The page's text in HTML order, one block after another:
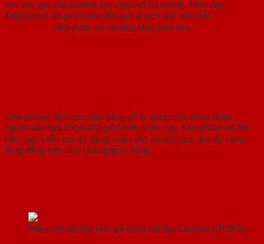
vực này gia chủ thường lựa chọn rất kỹ lưỡng. Hôm nay,
Saigondoor xin giới thiệu đến quý khách một vài mẫu
đẹp được ưa chuộng nhất hiện nay.
Cửa phòng tắm cao cấp bằng gỗ là dòng cửa đang được
người dân lựa chọn khá phổ biến hiện nay. Sản phẩm có độ
bền cao, mẫu mã đa dạng, màu sắc sang trọng, ấm áp nâng
tầng đẳng cấp cho không gian sống.
Mẫu cửa phòng tắm gỗ công nghiệp Laminate P1R3s